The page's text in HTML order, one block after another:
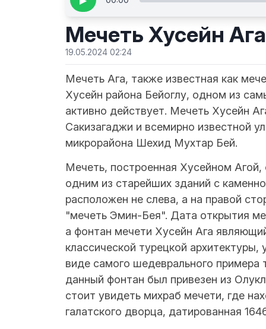
Мечеть Хусейн Ага
19.05.2024 02:24
Мечеть Ага, также известная как
Хусейн района Бейоглу, одном из
активно действует. Мечеть Хусейн
Сакизагаджи и всемирно известной
микрорайона Шехид Мухтар Бей.
Мечеть, построенная Хусейном
одним из старейших зданий с
расположен не слева, а на правой
"мечеть Эмин-Бея". Дата открытия
а фонтан мечети Хусейн Ага
классической турецкой
виде самого шедеврального
данный фонтан был привезен из
стоит увидеть михраб мечети, где
галатского дворца, датированная